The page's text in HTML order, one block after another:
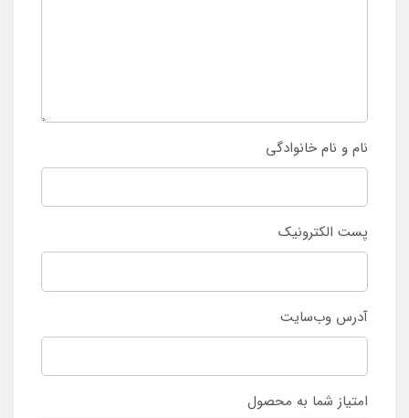
نام و نام خانوادگی
پست الکترونیک
آدرس وب‌سایت
امتیاز شما به محصول